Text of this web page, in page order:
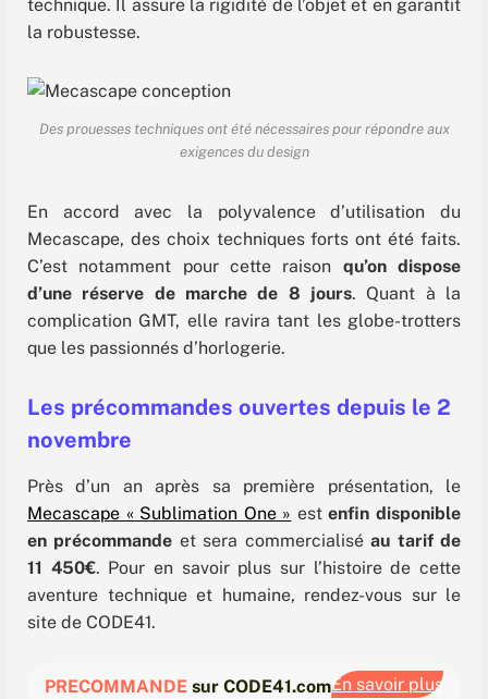
technique. Il assure la rigidité de l’objet et en garantit
la robustesse.
Des prouesses techniques ont été nécessaires pour répondre aux
exigences du design
En accord avec la polyvalence d’utilisation du
Mecascape, des choix techniques forts ont été faits.
C’est notamment pour cette raison qu’on dispose
d’une réserve de marche de 8 jours. Quant à la
complication GMT, elle ravira tant les globe-trotters
que les passionnés d’horlogerie.
Les précommandes ouvertes depuis le 2
novembre
Près d’un an après sa première présentation, le
Mecascape « Sublimation One » estenfin disponible
en précommande et sera commercialiséau tarif de
11 450€. Pour en savoir plus sur l’histoire de cette
aventure technique et humaine, rendez-vous sur le
site de CODE41.
PRECOMMANDE sur CODE41.comEn savoir plus